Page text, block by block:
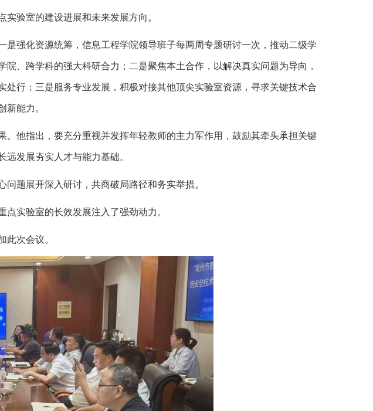
验室的建设进展和未来发展方向。
是强化资源统筹，信息工程学院领导班子每两周专题研讨一次， 推动二级学
院、跨学科的强大科研合力 ；二是聚焦本土合作， 以解决真实问题为导向，
处行；三是服务专业发展，积极对接其他顶尖实验室资源，寻求关键技术合
新能力。
。 他指出，要充分重视并发挥年轻教师的主力军作用， 鼓励其牵头承担关键
远发展夯实人才与能力基础。
问题展开深入研讨， 共商破局路径和务实举措。
点实验室的长效发展注入了强劲动力。
此次会议。